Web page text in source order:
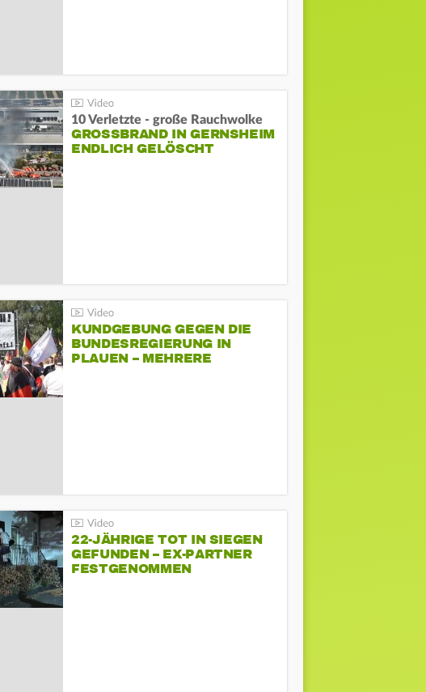
10 Verletzte - große Rauchwolke
GROSSBRAND IN GERNSHEIM E
NDLICH GELÖSCHT
KUNDGEBUNG GEGEN DIE
BUNDESREGIERUNG IN
PLAUEN – MEHRERE
22-JÄHRIGE TOT IN SIEGEN
GEFUNDEN – EX-PARTNER
FESTGENOMMEN